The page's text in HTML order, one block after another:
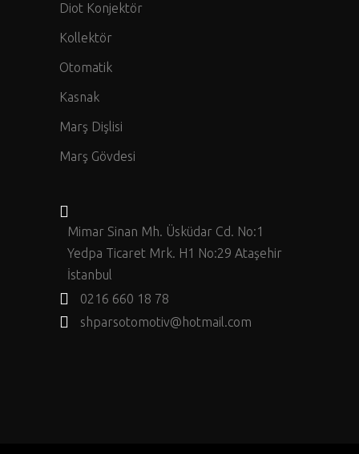
Diot Konjektör
Kollektör
Otomatik
Kasnak
Marş Dişlisi
Marş Gövdesi
Mimar Sinan Mh. Üsküdar Cd. No:1
Yedpa Ticaret Mrk. H1 No:29 Ataşehir
İstanbul
0216 660 18 78
shparsotomotiv@hotmail.com